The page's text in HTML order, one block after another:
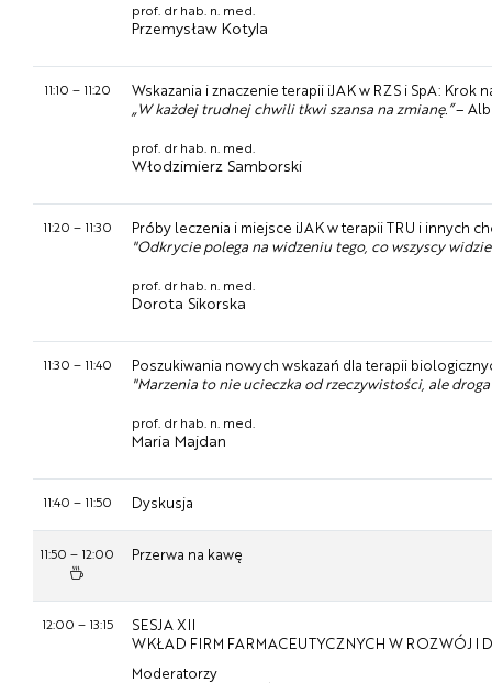
prof. dr hab. n. med.
Przemysław Kotyla
11:10 – 11:20
Wskazania i znaczenie terapii iJAK w RZS i SpA:
„W każdej trudnej chwili tkwi szansa na zmianę.”–
prof. dr hab. n. med.
Włodzimierz Samborski
11:20 – 11:30
Próby leczenia i miejsce iJAK w terapii TRU i innych
"Odkrycie polega na widzeniu tego, co wszyscy
prof. dr hab. n. med.
Dorota Sikorska
11:30 – 11:40
Poszukiwania nowych wskazań dla terapii
"Marzenia to nie ucieczka od rzeczywistości, ale
prof. dr hab. n. med.
Maria Majdan
11:40 – 11:50 Dyskusja
11:50 – 12:00 Przerwa na kawę
12:00 – 13:15
SESJA XII
WKŁAD FIRM FARMACEUTYCZNYCH W ROZWÓJ
Moderatorzy